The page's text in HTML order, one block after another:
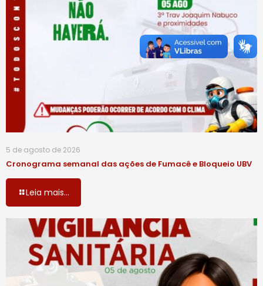
5 de agosto de 2026
Cronograma semanal das ações de Fumacê e Bloqueio UBV
Leia mais...